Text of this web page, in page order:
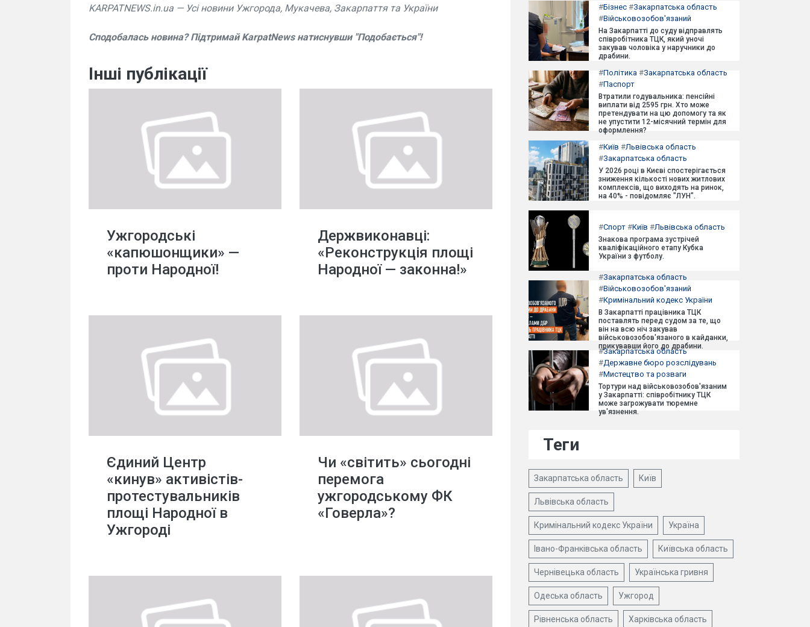
KARPATNEWS.in.ua — Усі новини Ужгорода, Мукачева, Закарпаття та України
Сподобалась новина? Підтримай KarpatNews натиснувши "Подобається"!
Інші публікації
Ужгородські
«капюшонщики» —
проти Народної!
Держвиконавці:
«Реконструкція площі
Народної — законна!»
Єдиний Центр
«кинув» активістів-
протестувальників
площі Народної в
Ужгороді
Чи «світить» сьогодні
перемога
ужгородському ФК
«Говерла»?
#Бізнес #Закарпатська область
#Військовозобов'язаний
На Закарпатті до суду відправлять
співробітника ТЦК, який уночі
закував чоловіка у наручники до
драбини.
#Політика #Закарпатська область
#Паспорт
Втратили годувальника: пенсійні
виплати від 2595 грн. Хто може
претендувати на цю допомогу та як
не упустити 12-місячний термін для
оформлення?
#Київ #Львівська область
#Закарпатська область
У 2026 році в Києві спостерігається
зниження кількості нових житлових
комплексів, що виходять на ринок,
на 40% - повідомляє "ЛУН".
#Спорт #Київ #Львівська область
Знакова програма зустрічей
кваліфікаційного етапу Кубка
України з футболу.
#Закарпатська область
#Військовозобов'язаний
#Кримінальний кодекс України
В Закарпатті працівника ТЦК
поставлять перед судом за те, що
він на всю ніч закував
військовозобов'язаного в кайданки,
прикувавши його до драбини.
#Закарпатська область
#Державне бюро розслідувань
#Мистецтво та розваги
Тортури над військовозобов'язаним
у Закарпатті: співробітнику ТЦК
може загрожувати тюремне
ув'язнення.
Теги
Закарпатська область Київ
Львівська область
Кримінальний кодекс України Україна
Івано-Франківська область Київська область
Чернівецька область Українська гривня
Одеська область Ужгород
Рівненська область Харківська область